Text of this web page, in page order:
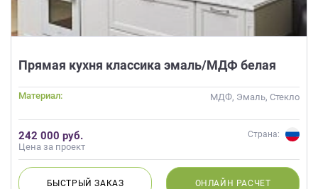
Прямая кухня классика эмаль/МДФ белая
Материал: МДФ, Эмаль, Стекло
242 000 руб.
Цена за проект
Страна:
БЫСТРЫЙЗАКАЗ ОНЛАЙН РАСЧЕТ